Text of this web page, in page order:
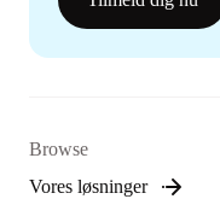
Browse
Vores løsninger